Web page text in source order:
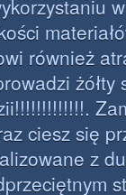
również
żółty
ciesz się
z